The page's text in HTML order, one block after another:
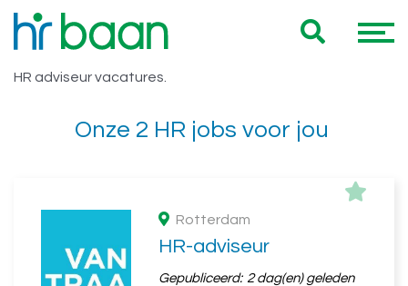
Vacatures HBO > 5 jaar HR
adviseur
Hieronder vind je een overzicht van al onze HBO > 5 jaar
HR adviseur vacatures.
Onze 2 HR jobs voor jou
Rotterdam
HR-adviseur
Gepubliceerd: 2 dag(en) geleden